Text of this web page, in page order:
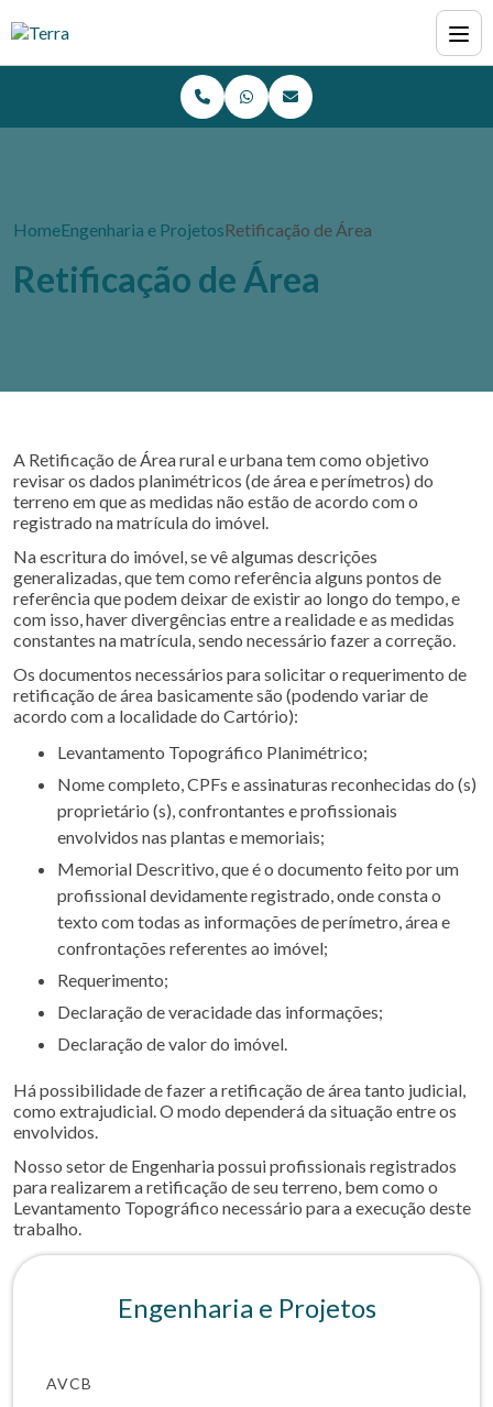
HomeEngenharia e ProjetosRetificação de Área
Retificação de Área
A Retificação de Área rural e urbana tem como objetivo
revisar os dados planimétricos (de área e perímetros) do
terreno em que as medidas não estão de acordo com o
registrado na matrícula do imóvel.
Na escritura do imóvel, se vê algumas descrições
generalizadas, que tem como referência alguns pontos de
referência que podem deixar de existir ao longo do tempo, e
com isso, haver divergências entre a realidade e as medidas
constantes na matrícula, sendo necessário fazer a correção.
Os documentos necessários para solicitar o requerimento de
retificação de área basicamente são (podendo variar de
acordo com a localidade do Cartório):
Levantamento Topográfico Planimétrico;
Nome completo, CPFs e assinaturas reconhecidas do (s)
proprietário (s), confrontantes e profissionais
envolvidos nas plantas e memoriais;
Memorial Descritivo, que é o documento feito por um
profissional devidamente registrado, onde consta o
texto com todas as informações de perímetro, área e
confrontações referentes ao imóvel;
Requerimento;
Declaração de veracidade das informações;
Declaração de valor do imóvel.
Há possibilidade de fazer a retificação de área tanto judicial,
como extrajudicial. O modo dependerá da situação entre os
envolvidos.
Nosso setor de Engenharia possui profissionais registrados
para realizarem a retificação de seu terreno, bem como o
Levantamento Topográfico necessário para a execução deste
trabalho.
Engenharia e Projetos
AVCB